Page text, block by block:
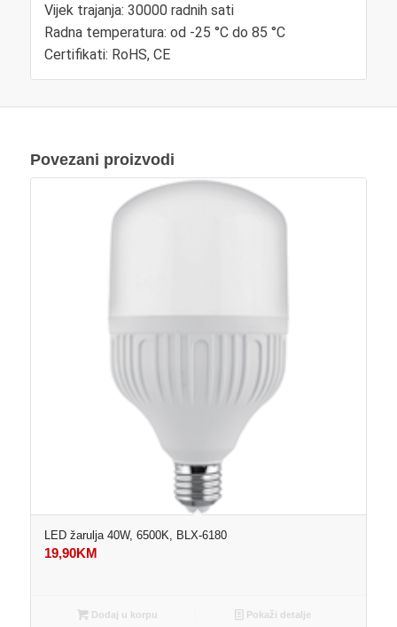
Vijek trajanja: 30000 radnih sati
Radna temperatura: od -25 °C do 85 °C
Certifikati: RoHS, CE
Povezani proizvodi
LED žarulja 40W, 6500K, BLX-6180
19,90KM
Dodaj u korpu Pokaži detalje